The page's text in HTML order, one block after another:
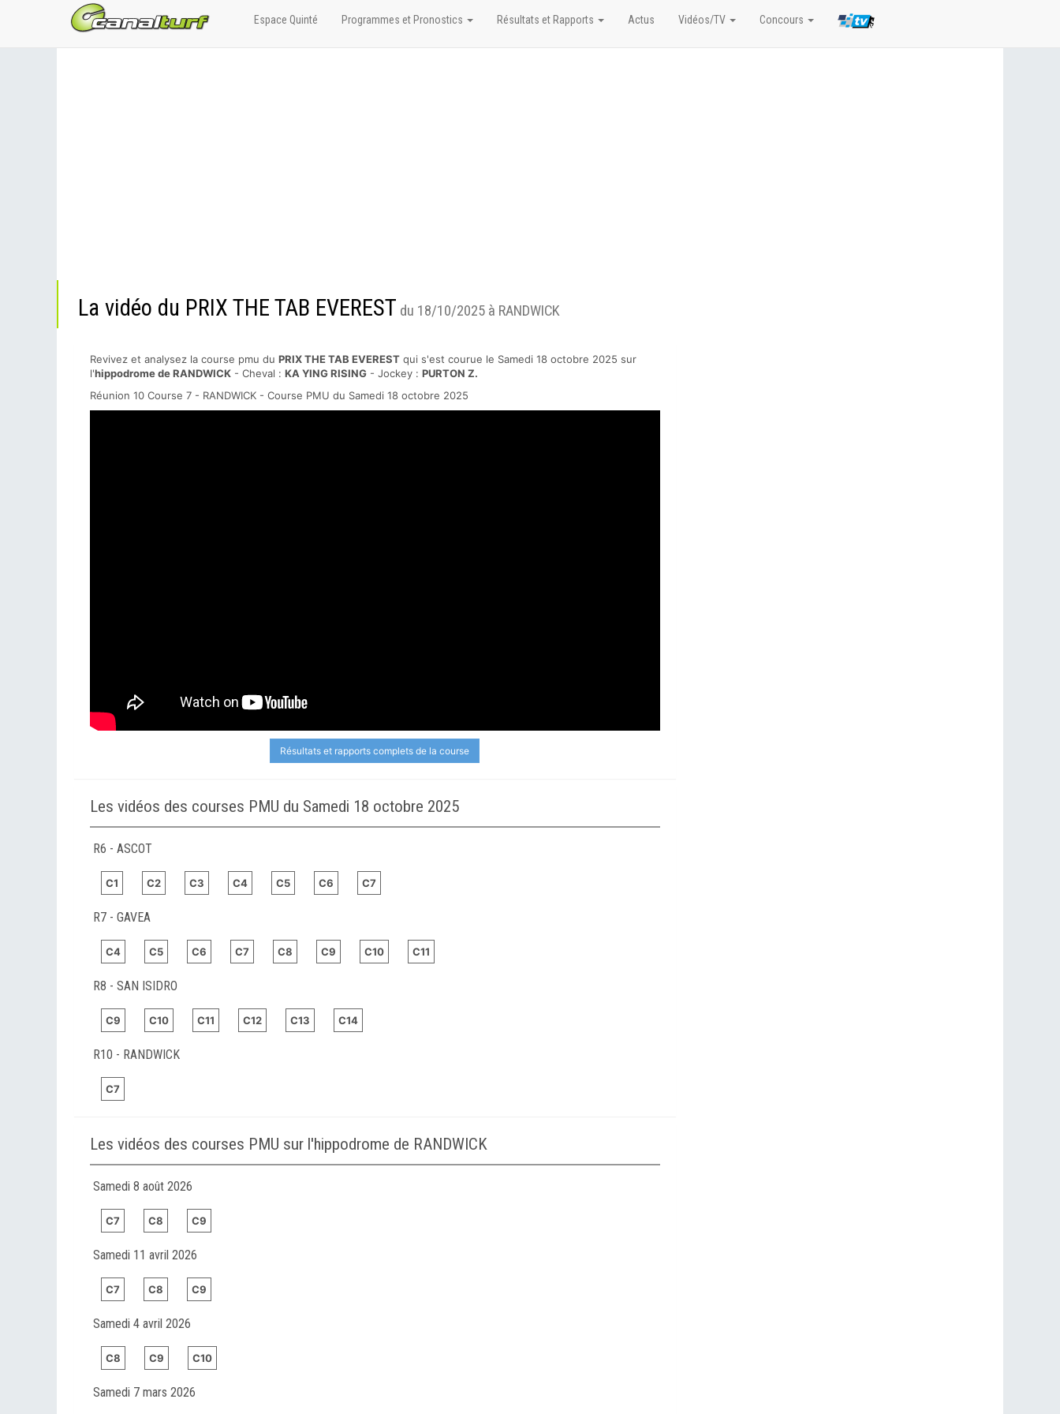
La vidéo du PRIX THE TAB EVEREST du 18/10/2025 à RANDWICK
Revivez et analysez la course pmu du PRIX THE TAB EVEREST qui s'est courue le Samedi 18 octobre 2025 sur
l'hippodrome de RANDWICK - Cheval : KA YING RISING - Jockey : PURTON Z.
Réunion 10 Course 7 - RANDWICK - Course PMU du Samedi 18 octobre 2025
Résultats et rapports complets de la course
Les vidéos des courses PMU du Samedi 18 octobre 2025
R6 - ASCOT
C1 C2 C3 C4 C5 C6 C7
R7 - GAVEA
C4 C5 C6 C7 C8 C9 C10 C11
R8 - SAN ISIDRO
C9 C10 C11 C12 C13 C14
R10 - RANDWICK
C7
Les vidéos des courses PMU sur l'hippodrome de RANDWICK
Samedi 8 août 2026
C7 C8 C9
Samedi 11 avril 2026
C7 C8 C9
Samedi 4 avril 2026
C8 C9 C10
Samedi 7 mars 2026
Espace Quinté Programmes et Pronostics Résultats et Rapports Actus Vidéos/TV Concours